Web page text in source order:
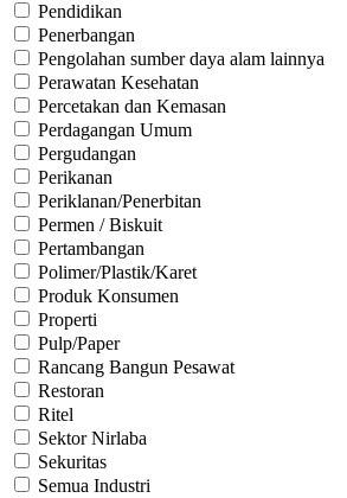
Pendidikan
Penerbangan
Pengolahan sumber daya alam lainnya
Perawatan Kesehatan
Percetakan dan Kemasan
Perdagangan Umum
Pergudangan
Perikanan
Periklanan/Penerbitan
Permen / Biskuit
Pertambangan
Polimer/Plastik/Karet
Produk Konsumen
Properti
Pulp/Paper
Rancang Bangun Pesawat
Restoran
Ritel
Sektor Nirlaba
Sekuritas
Semua Industri